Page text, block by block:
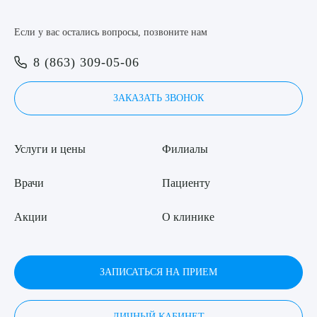
Если у вас остались вопросы, позвоните нам
8 (863) 309-05-06
ЗАКАЗАТЬ ЗВОНОК
Услуги и цены
Врачи
Акции
Филиалы
Пациенту
О клинике
ЗАПИСАТЬСЯ НА ПРИЕМ